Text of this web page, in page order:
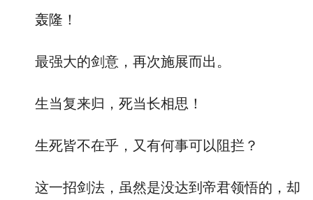
轰隆！
最强大的剑意，再次施展而出。
生当复来归，死当长相思！
生死皆不在乎，又有何事可以阻拦？
这一招剑法，虽然是没达到帝君领悟的，却